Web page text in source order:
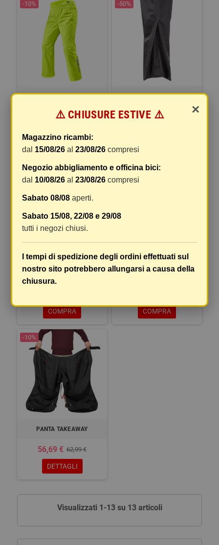
-10%
PANTALONI ANTIPIOGGIA
-50%
PANTA DILUVIO LIGHT
-10%
PANTA DILUVIO START
HYDROSCUD NERO
COMPRA
-10%
HYDROSCUD 20K NERO
COMPRA
-10%
PANTA TAKEAWAY
56,69 € 62,99 €
DETTAGLI
Visualizzati 1-13 su 13 articoli
×
⚠️ CHIUSURE ESTIVE ⚠️
Magazzino ricambi:
dal 15/08/26 al23/08/26 compresi
Negozio abbigliamento e officina bici:
dal 10/08/26 al23/08/26 compresi
Sabato 08/08 aperti.
Sabato 15/08, 22/08 e 29/08
tutti i negozi chiusi.
I tempi di spedizione degli ordini effettuati sul
nostro sito potrebbero allungarsi a causa della
chiusura.